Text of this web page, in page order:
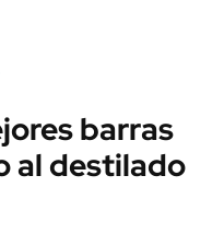
barras
al destilado